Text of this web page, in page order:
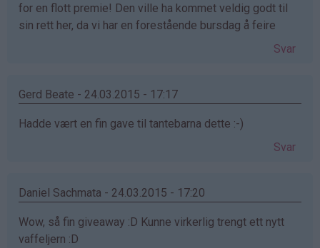
for en flott premie! Den ville ha kommet veldig godt til
sin rett her, da vi har en forestående bursdag å feire
Svar
Gerd Beate - 24.03.2015 - 17:17
Hadde vært en fin gave til tantebarna dette :-)
Svar
Daniel Sachmata - 24.03.2015 - 17:20
Wow, så fin giveaway :D Kunne virkerlig trengt ett nytt
vaffeljern :D